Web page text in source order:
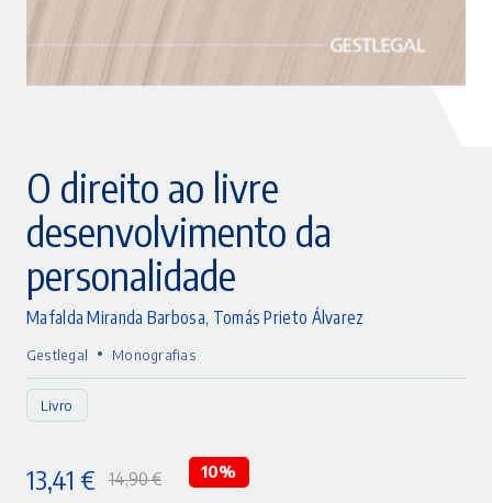
O direito ao livre
desenvolvimento da
personalidade
Mafalda Miranda Barbosa, Tomás Prieto Álvarez
Gestlegal • Monografias
Livro
14,90€
13,41 € 10%